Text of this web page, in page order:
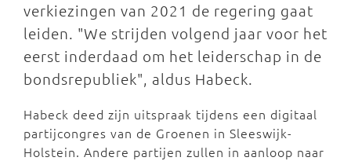
verkiezingen van 2021 de regering gaat
leiden. "We strijden volgend jaar voor het
eerst inderdaad om het leiderschap in de
bondsrepubliek", aldus Habeck.
Habeck deed zijn uitspraak tijdens een digitaal
partijcongres van de Groenen in Sleeswijk-
Holstein. Andere partijen zullen in aanloop naar